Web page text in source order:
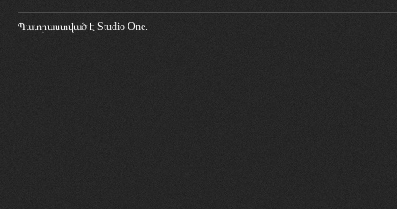
Պատրաստված է Studio One.